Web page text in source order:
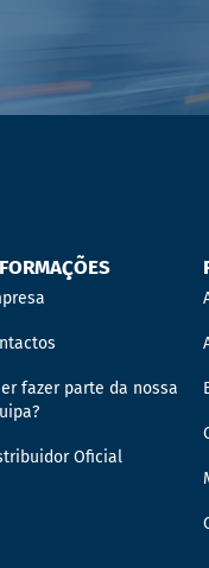
fazer parte da nossa
Oficial